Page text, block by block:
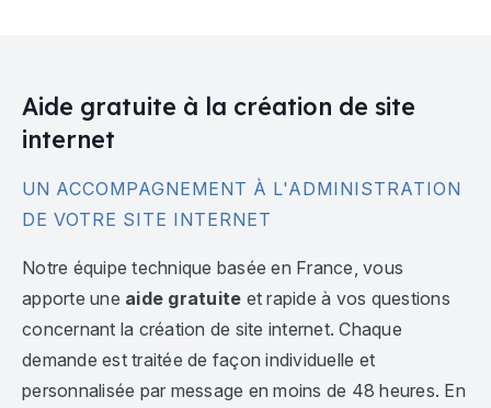
Aide gratuite à la création de site
internet
UN ACCOMPAGNEMENT À L'ADMINISTRATION
DE VOTRE SITE INTERNET
Notre équipe technique basée en France, vous
apporte une aide gratuite et rapide à vos questions
concernant la création de site internet. Chaque
demande est traitée de façon individuelle et
personnalisée par message en moins de 48 heures. En